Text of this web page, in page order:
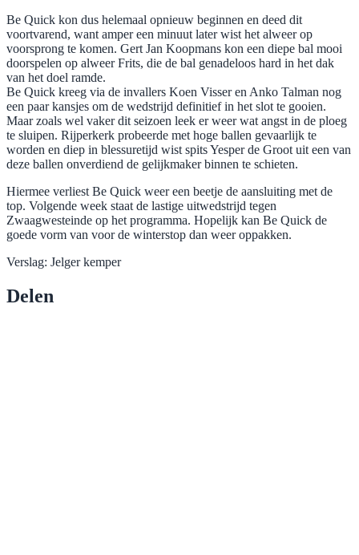
Be Quick kon dus helemaal opnieuw beginnen en deed dit
voortvarend, want amper een minuut later wist het alweer op
voorsprong te komen. Gert Jan Koopmans kon een diepe bal mooi
doorspelen op alweer Frits, die de bal genadeloos hard in het dak
van het doel ramde.
Be Quick kreeg via de invallers Koen Visser en Anko Talman nog
een paar kansjes om de wedstrijd definitief in het slot te gooien.
Maar zoals wel vaker dit seizoen leek er weer wat angst in de ploeg
te sluipen. Rijperkerk probeerde met hoge ballen gevaarlijk te
worden en diep in blessuretijd wist spits Yesper de Groot uit een van
deze ballen onverdiend de gelijkmaker binnen te schieten.
Hiermee verliest Be Quick weer een beetje de aansluiting met de
top. Volgende week staat de lastige uitwedstrijd tegen
Zwaagwesteinde op het programma. Hopelijk kan Be Quick de
goede vorm van voor de winterstop dan weer oppakken.
Verslag: Jelger kemper
Delen